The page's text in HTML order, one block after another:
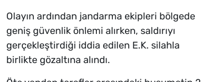
Olayın ardından jandarma ekipleri bölgede
geniş güvenlik önlemi alırken, saldırıyı
gerçekleştirdiği iddia edilen E.K. silahla
birlikte gözaltına alındı.